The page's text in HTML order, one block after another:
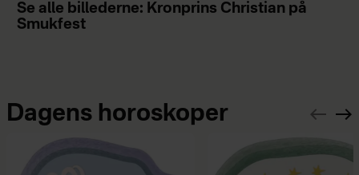
Se alle billederne: Kronprins Christian på
Smukfest
Dagens horoskoper